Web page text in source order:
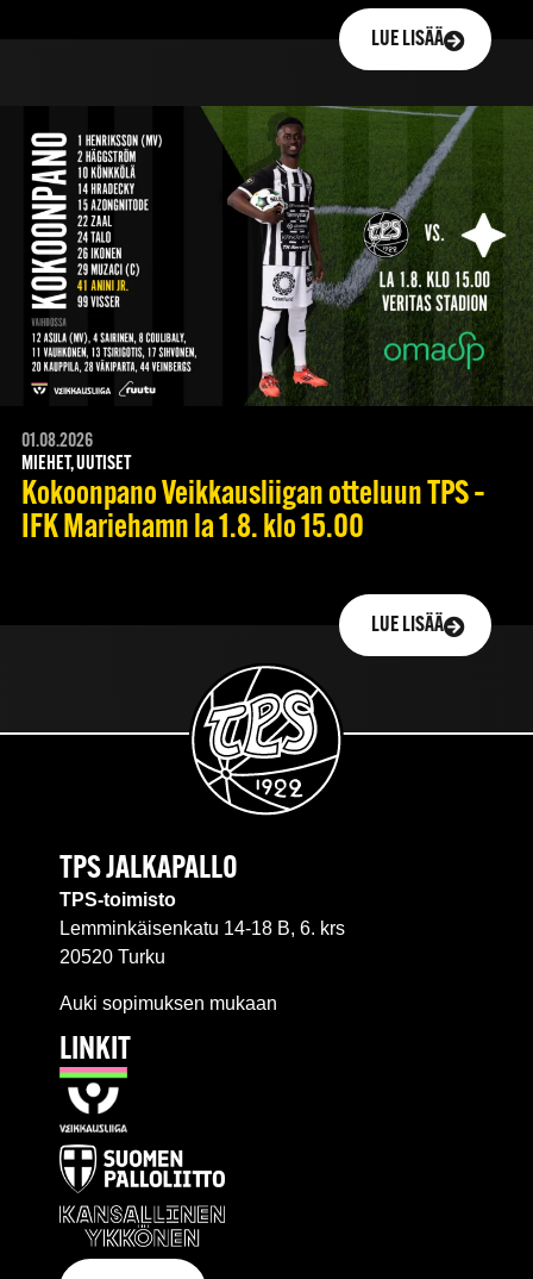
LUE LISÄÄ
01.08.2026
MIEHET, UUTISET
Kokoonpano Veikkausliigan otteluun TPS –
IFK Mariehamn la 1.8. klo 15.00
LUE LISÄÄ
TPS JALKAPALLO
TPS-toimisto
Lemminkäisenkatu 14-18 B, 6. krs
20520 Turku
Auki sopimuksen mukaan
LINKIT